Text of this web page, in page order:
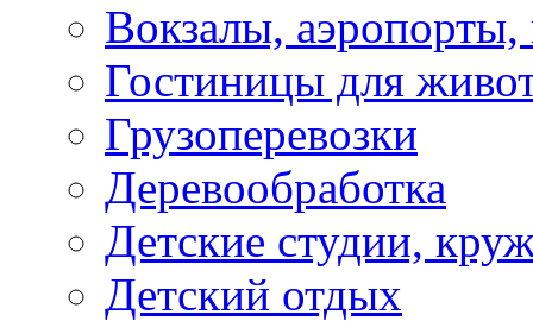
Вокзалы,
Гостиницы для
Грузоперевозки
Деревообработка
Детские студии,
Детский отдых